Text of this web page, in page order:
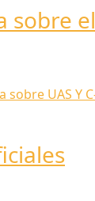
sobre el